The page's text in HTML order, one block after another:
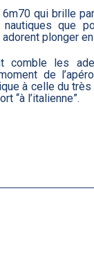
qui brille
que
plonger
comble les
de
à celle du très
“à l’italienne”.